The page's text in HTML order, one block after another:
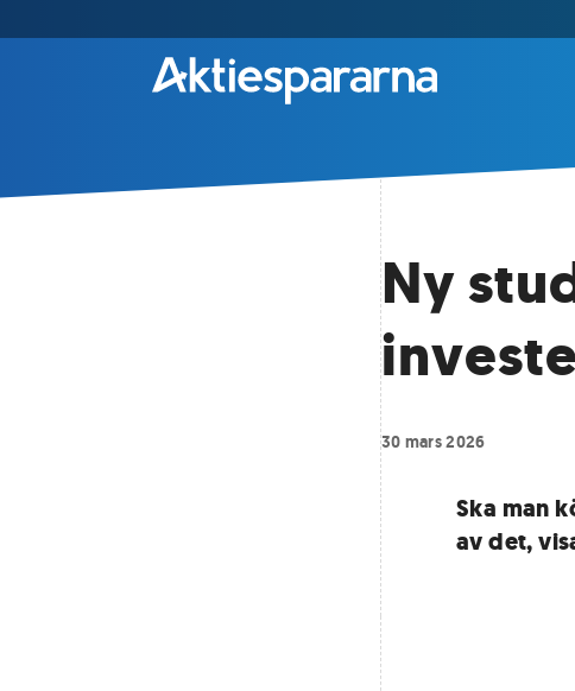
Ny
30 mars 2026
Ska man
av det,